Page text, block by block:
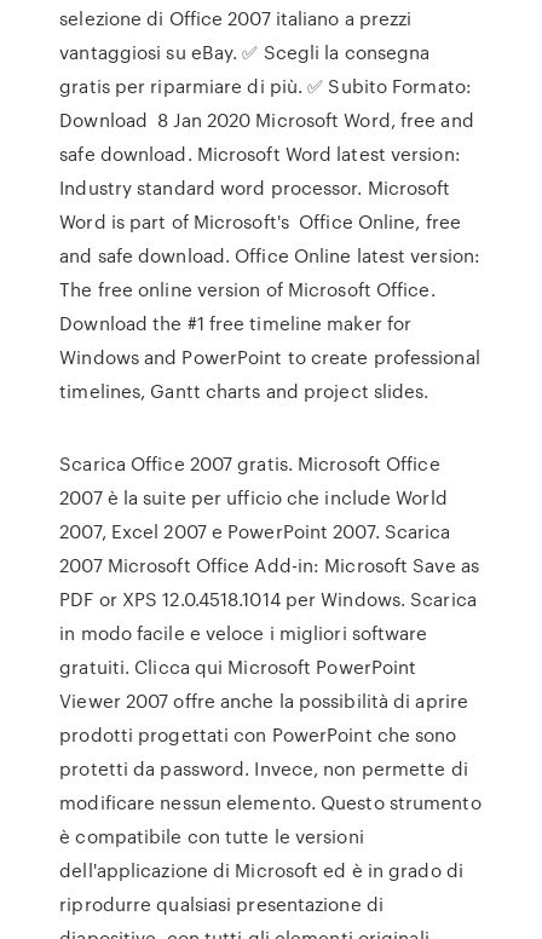
selezione di Office 2007 italiano a prezzi
vantaggiosi su eBay. ✅ Scegli la consegna
gratis per riparmiare di più. ✅ Subito Formato:
Download 8 Jan 2020 Microsoft Word, free and
safe download. Microsoft Word latest version:
Industry standard word processor. Microsoft
Word is part of Microsoft's Office Online, free
and safe download. Office Online latest version:
The free online version of Microsoft Office.
Download the #1 free timeline maker for
Windows and PowerPoint to create professional
timelines, Gantt charts and project slides.
Scarica Office 2007 gratis. Microsoft Office
2007 è la suite per ufficio che include World
2007, Excel 2007 e PowerPoint 2007. Scarica
2007 Microsoft Office Add-in: Microsoft Save as
PDF or XPS 12.0.4518.1014 per Windows. Scarica
in modo facile e veloce i migliori software
gratuiti. Clicca qui Microsoft PowerPoint
Viewer 2007 offre anche la possibilità di aprire
prodotti progettati con PowerPoint che sono
protetti da password. Invece, non permette di
modificare nessun elemento. Questo strumento
è compatibile con tutte le versioni
dell'applicazione di Microsoft ed è in grado di
riprodurre qualsiasi presentazione di